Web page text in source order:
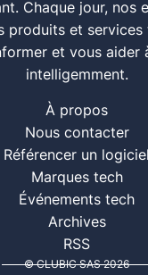
Chaque jour, nos
produits et services
et vous aider
intelligemment.
À propos
Nous contacter
Référencer un logiciel
Marques tech
Événements tech
Archives
RSS
© CLUBIC SAS 2026